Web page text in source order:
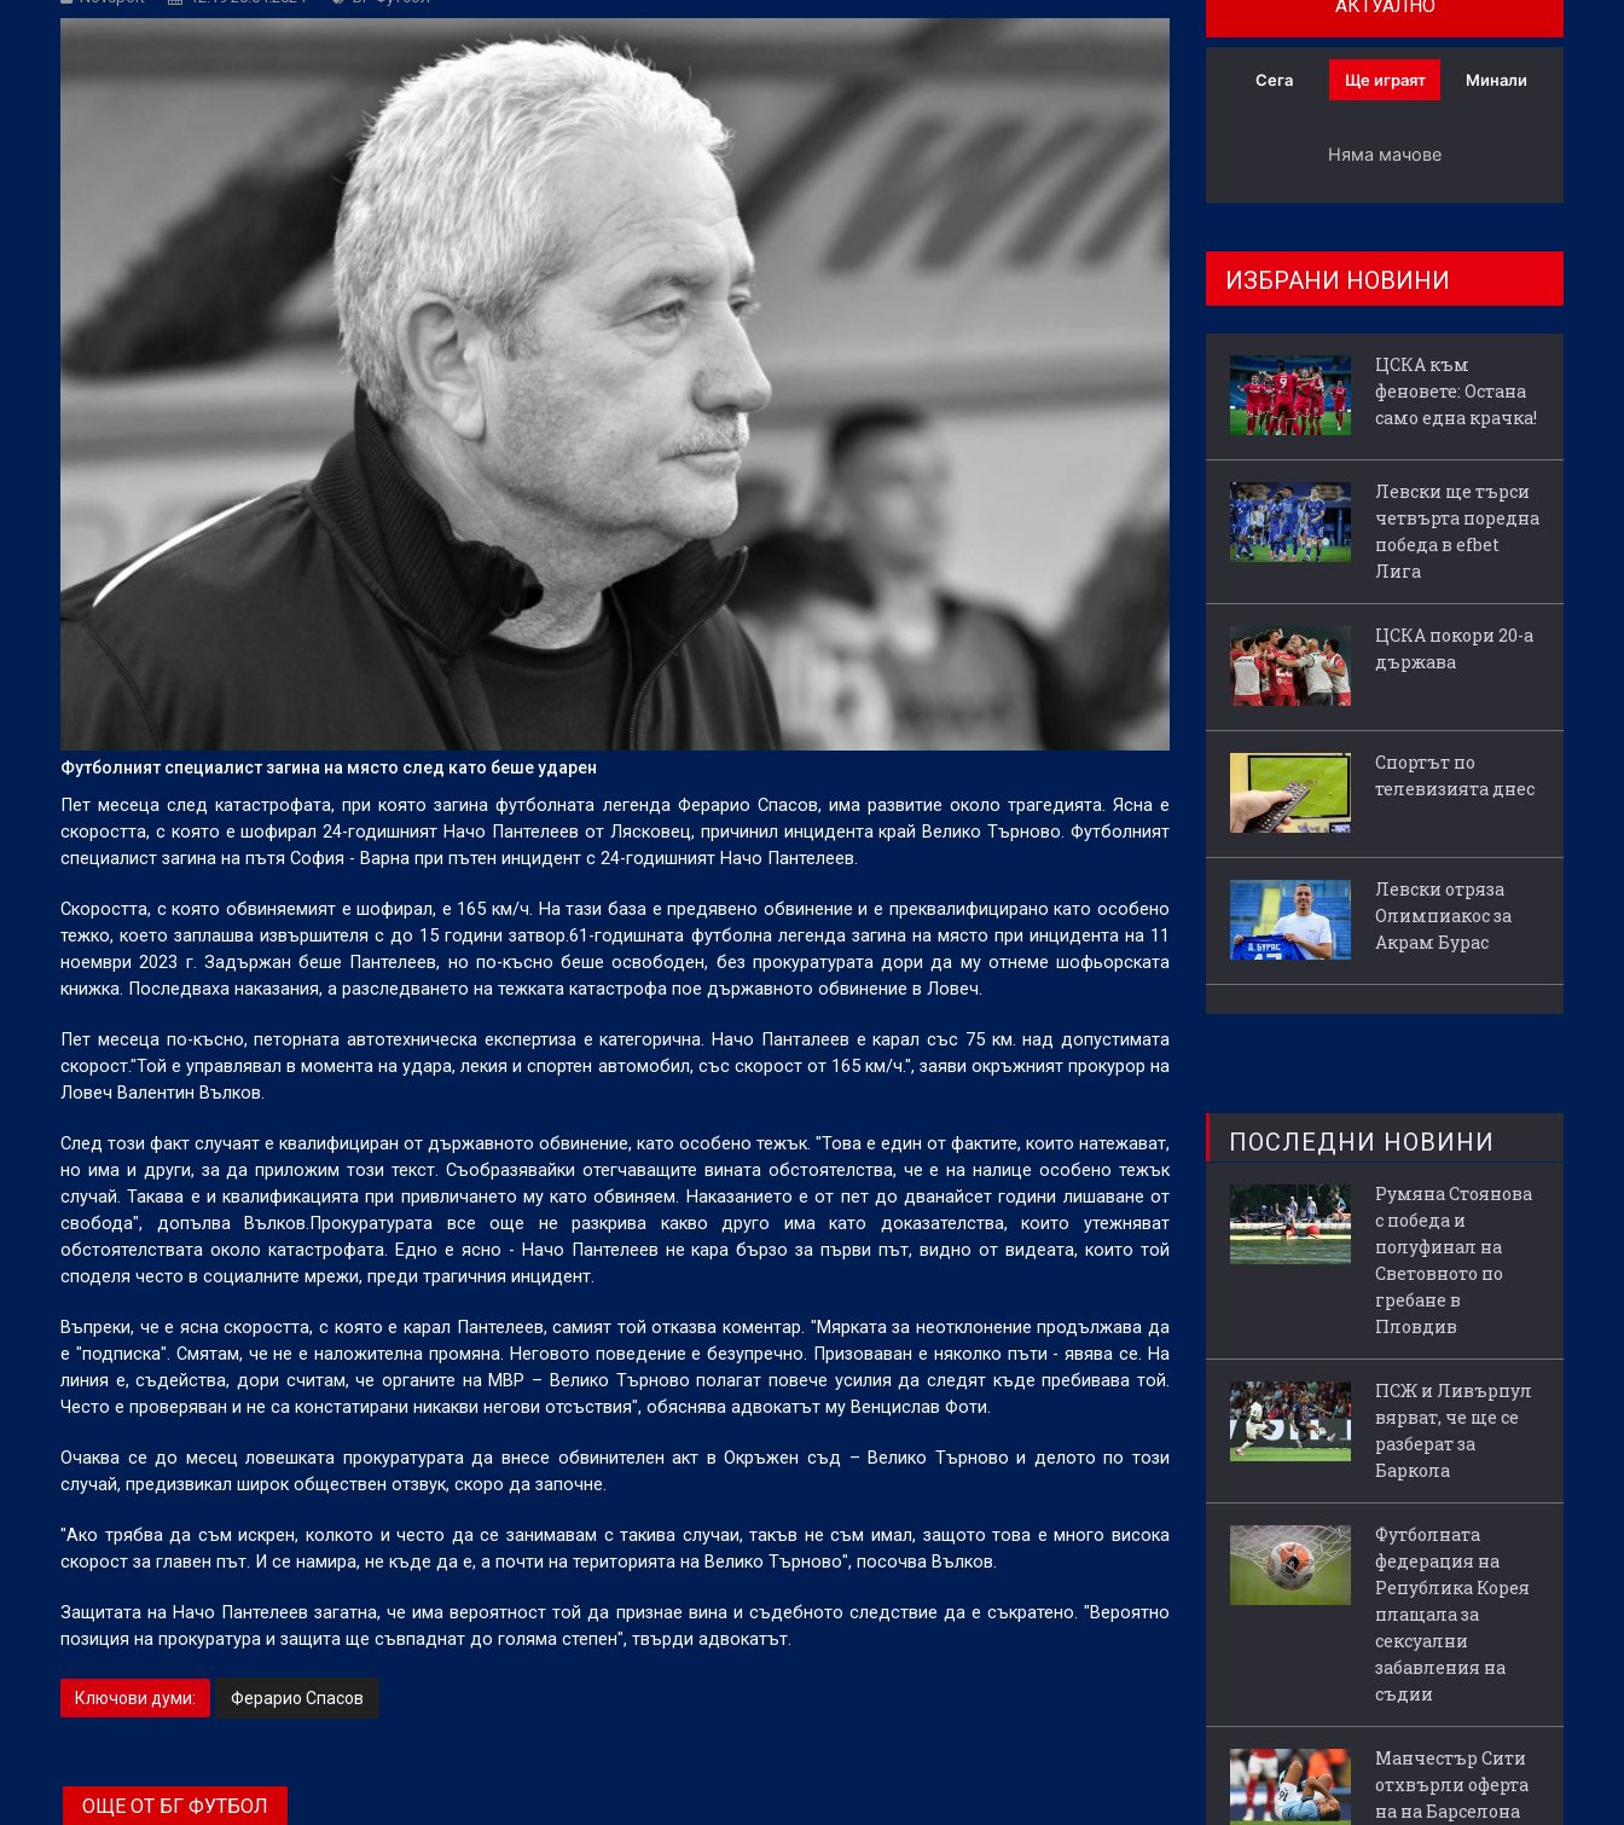
БГ Футбол:Левски ще търси четвърта поредна победа в efbet Лига
ЦСКА покори 20-а държава
Футболният специалист загина на място след като беше ударен
Пет месеца след катастрофата, при която загина футболната легенда Ферарио Спасов, има развитие около трагедията. Ясна е
скоростта, с която е шофирал 24-годишният Начо Пантелеев от Лясковец, причинил инцидента край Велико Търново. Футболният
специалист загина на пътя София - Варна при пътен инцидент с 24-годишният Начо Пантелеев.
Скоростта, с която обвиняемият е шофирал, е 165 км/ч. На тази база е предявено обвинение и е преквалифицирано като особено
тежко, което заплашва извършителя с до 15 години затвор.61-годишната футболна легенда загина на място при инцидента на 11
ноември 2023 г. Задържан беше Пантелеев, но по-късно беше освободен, без прокуратурата дори да му отнеме шофьорската
книжка. Последваха наказания, а разследването на тежката катастрофа пое държавното обвинение в Ловеч.
Пет месеца по-късно, петорната автотехническа експертиза е категорична. Начо Панталеев е карал със 75 км. над допустимата
скорост."Той е управлявал в момента на удара, лекия и спортен автомобил, със скорост от 165 км/ч.", заяви окръжният прокурор на
Ловеч Валентин Вълков.
След този факт случаят е квалифициран от държавното обвинение, като особено тежък. "Това е един от фактите, които натежават,
но има и други, за да приложим този текст. Съобразявайки отегчаващите вината обстоятелства, че е на налице особено тежък
случай. Такава е и квалификацията при привличането му като обвиняем. Наказанието е от пет до дванайсет години лишаване от
свобода", допълва Вълков.Прокуратурата все още не разкрива какво друго има като доказателства, които утежняват
обстоятелствата около катастрофата. Едно е ясно - Начо Пантелеев не кара бързо за първи път, видно от видеата, които той
споделя често в социалните мрежи, преди трагичния инцидент.
Въпреки, че е ясна скоростта, с която е карал Пантелеев, самият той отказва коментар. "Мярката за неотклонение продължава да
е "подписка". Смятам, че не е наложителна промяна. Неговото поведение е безупречно. Призоваван е няколко пъти - явява се. На
линия е, съдейства, дори считам, че органите на МВР – Велико Търново полагат повече усилия да следят къде пребивава той.
Често е проверяван и не са констатирани никакви негови отсъствия", обяснява адвокатът му Венцислав Фоти.
Очаква се до месец ловешката прокуратурата да внесе обвинителен акт в Окръжен съд – Велико Търново и делото по този
случай, предизвикал широк обществен отзвук, скоро да започне.
"Ако трябва да съм искрен, колкото и често да се занимавам с такива случаи, такъв не съм имал, защото това е много висока
скорост за главен път. И се намира, не къде да е, а почти на територията на Велико Търново", посочва Вълков.
Защитата на Начо Пантелеев загатна, че има вероятност той да признае вина и съдебното следствие да е съкратено. "Вероятно
позиция на прокуратура и защита ще съвпаднат до голяма степен", твърди адвокатът.
Ключови думи: Ферарио Спасов
ОЩЕ ОТ БГ ФУТБОЛ
АКТУАЛНО
Сега Ще играят Минали
Няма мачове
ИЗБРАНИ НОВИНИ
ЦСКА към
феновете: Остана
само една крачка!
Левски ще търси
четвърта поредна
победа в efbet
Лига
ЦСКА покори 20-а
държава
Спортът по
телевизията днес
Левски отряза
Олимпиакос за
Акрам Бурас
ПОСЛЕДНИ НОВИНИ
Румяна Стоянова
с победа и
полуфинал на
Световното по
гребане в
Пловдив
ПСЖ и Ливърпул
вярват, че ще се
разберат за
Баркола
Футболната
федерация на
Република Корея
плащала за
сексуални
забавления на
съдии
Манчестър Сити
отхвърли оферта
на на Барселона